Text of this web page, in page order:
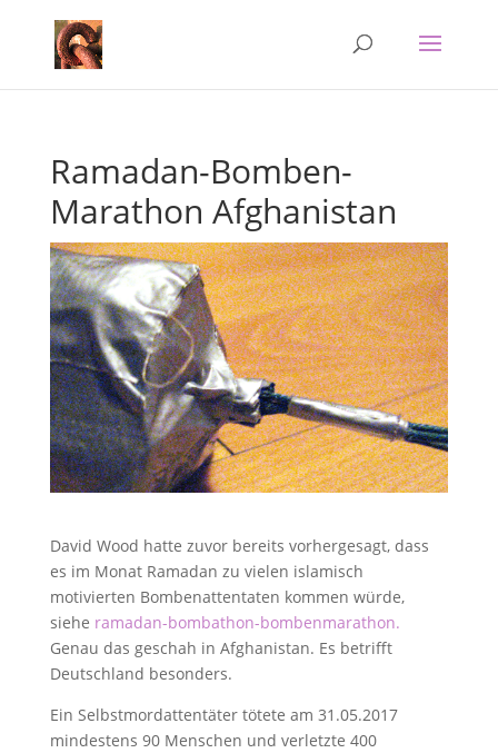
Ramadan-Bomben-
Marathon Afghanistan
David Wood hatte zuvor bereits vorhergesagt, dass
es im Monat Ramadan zu vielen islamisch
motivierten Bombenattentaten kommen würde,
siehe ramadan-bombathon-bombenmarathon.
Genau das geschah in Afghanistan. Es betrifft
Deutschland besonders.
Ein Selbstmordattentäter tötete am 31.05.2017
mindestens 90 Menschen und verletzte 400